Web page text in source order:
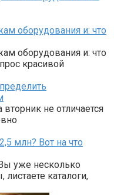
оборудования и: что
оборудования и: что
красивой
вторник не отличается
млн? Вот на что
уже несколько
каталоги,